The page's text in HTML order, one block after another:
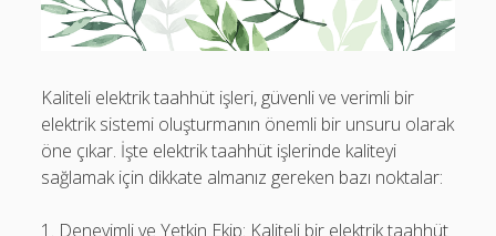
Kaliteli elektrik taahhüt işleri, güvenli ve verimli bir
elektrik sistemi oluşturmanın önemli bir unsuru olarak
öne çıkar. İşte elektrik taahhüt işlerinde kaliteyi
sağlamak için dikkate almanız gereken bazı noktalar:
1. Deneyimli ve Yetkin Ekip: Kaliteli bir elektrik taahhüt